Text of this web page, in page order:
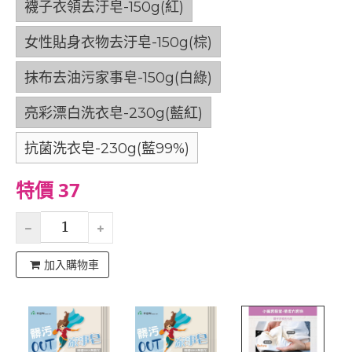
襪子衣領去汙皂-150g(紅)
女性貼身衣物去汙皂-150g(棕)
抹布去油污家事皂-150g(白綠)
亮彩漂白洗衣皂-230g(藍紅)
抗菌洗衣皂-230g(藍99%)
特價 37
加入購物車